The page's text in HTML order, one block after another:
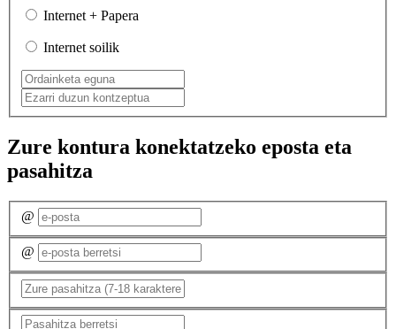
Internet + Papera
Internet soilik
Zure kontura konektatzeko eposta eta
pasahitza
@
@